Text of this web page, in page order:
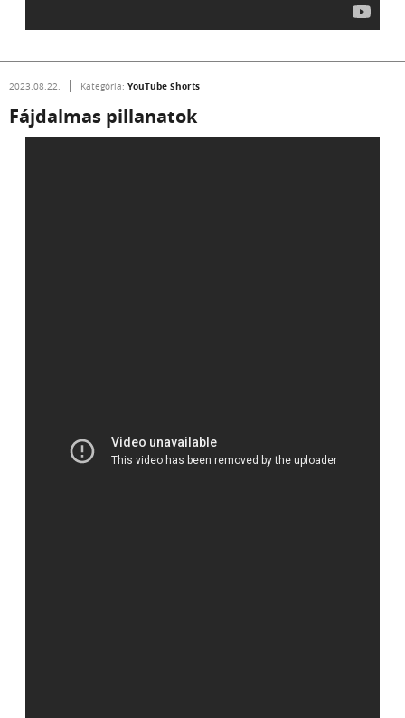
2023.08.22. Kategória: YouTube Shorts
Fájdalmas pillanatok